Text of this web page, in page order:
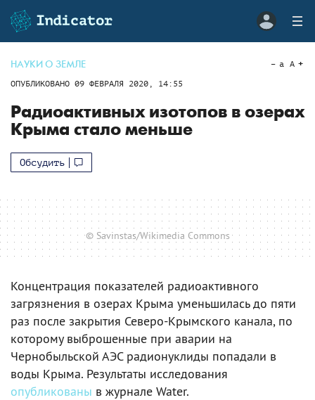
НАУКИ О ЗЕМЛЕ
ОПУБЛИКОВАНО 09 ФЕВРАЛЯ 2020, 14:55
a A
Радиоактивных изотопов в озерах
Крыма стало меньше
Обсудить
© Savinstas/Wikimedia Commons
Концентрация показателей радиоактивного
загрязнения в озерах Крыма уменьшилась до пяти
раз после закрытия Северо-Крымского канала, по
которому выброшенные при аварии на
Чернобыльской АЭС радионуклиды попадали в
воды Крыма. Результаты исследования
опубликованы в журнале Water.